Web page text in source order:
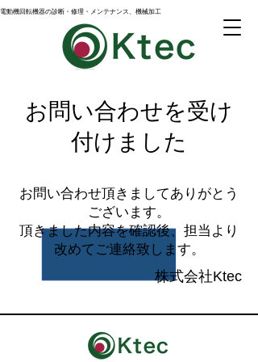
電動機回転機器の診断・修理・メンテナンス、機械加工
お問い合わせを受け
付けました
お問い合わせ頂きましてありがとう
ございます。
頂きました内容を確認後、担当より
改めてご連絡致します。
株式会社Ktec